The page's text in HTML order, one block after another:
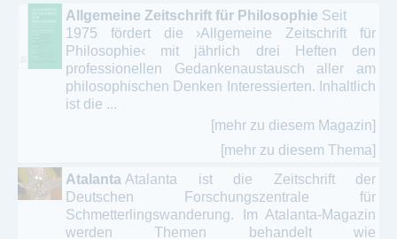
Allgemeine Zeitschrift für Philosophie Seit
1975 fördert die ›Allgemeine Zeitschrift für
Philosophie‹ mit jährlich drei Heften den
professionellen Gedankenaustausch aller am
philosophischen Denken Interessierten. Inhaltlich
ist die ...
[mehr zu diesem Magazin]
[mehr zu diesem Thema]
Atalanta Atalanta ist die Zeitschrift der
Deutschen Forschungszentrale für
Schmetterlingswanderung. Im Atalanta-Magazin
werden Themen behandelt wie